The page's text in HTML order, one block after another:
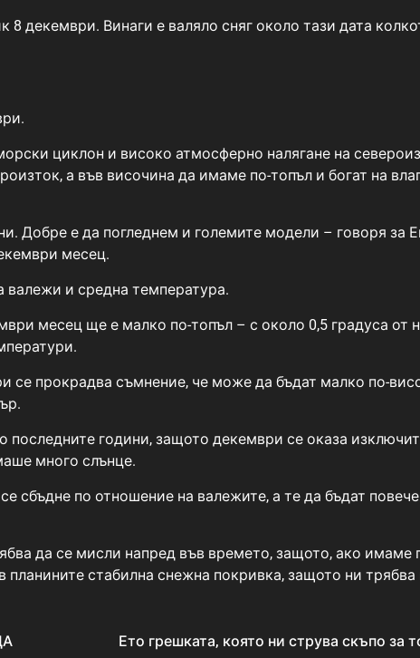
8 декември. Винаги е валяло сняг около тази дата
циклон и високо атмосферно налягане на
а във височина да имаме по-топъл и богат на
Добре е да погледнем и големите модели – говоря за
месец.
валежи и средна температура.
месец ще е малко по-топъл – с около 0,5 градуса от
прокрадва съмнение, че може да бъдат малко по-
последните години, защото декември се оказа
много слънце.
сбъдне по отношение на валежите, а те да бъдат
да се мисли напред във времето, защото, ако имаме
стабилна снежна покривка, защото ни
Ето грешката, която ни струва скъпо за